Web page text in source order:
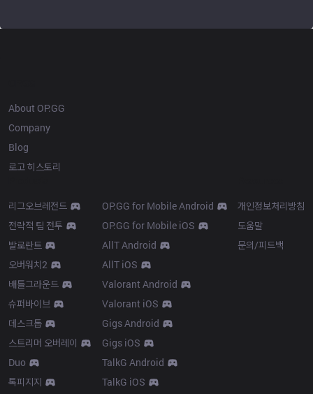
About OP.GG
Company
Blog
로고 히스토리
리그오브레전드
전략적 팀 전투
발로란트
오버워치2
배틀그라운드
슈퍼바이브
데스크톱
스트리머 오버레이
Duo
톡피지지
OP.GG for Mobile Android
OP.GG for Mobile iOS
AllT Android
AllT iOS
Valorant Android
Valorant iOS
Gigs Android
Gigs iOS
TalkG Android
TalkG iOS
개인정보처리방침
도움말
문의/피드백